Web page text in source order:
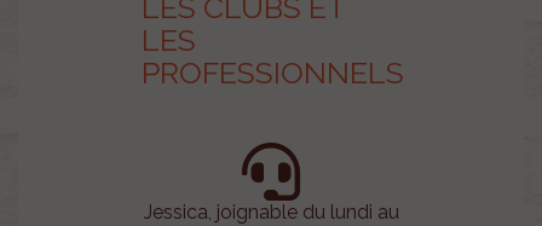
LES
PROFESSIONNELS
Jessica, joignable du lundi au